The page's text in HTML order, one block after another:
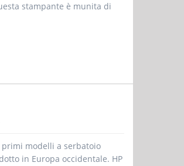
stampante è munita di
primi modelli a serbatoio
in Europa occidentale. HP